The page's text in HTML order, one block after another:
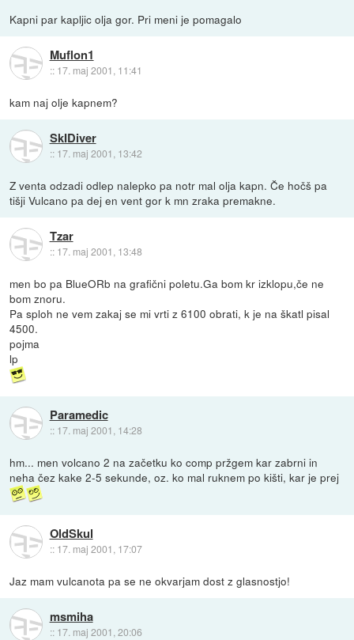
Kapni par kapljic olja gor. Pri meni je pomagalo
Muflon1
:: 17. maj 2001, 11:41
kam naj olje kapnem?
SkIDiver
:: 17. maj 2001, 13:42
Z venta odzadi odlep nalepko pa notr mal olja kapn. Če hočš pa
tišji Vulcano pa dej en vent gor k mn zraka premakne.
Tzar
:: 17. maj 2001, 13:48
men bo pa BlueORb na grafični poletu.Ga bom kr izklopu,če ne
bom znoru.
Pa sploh ne vem zakaj se mi vrti z 6100 obrati, k je na škatl pisal
4500.
pojma
lp
Paramedic
:: 17. maj 2001, 14:28
hm... men volcano 2 na začetku ko comp pržgem kar zabrni in
neha čez kake 2-5 sekunde, oz. ko mal ruknem po kišti, kar je prej
OldSkul
:: 17. maj 2001, 17:07
Jaz mam vulcanota pa se ne okvarjam dost z glasnostjo!
msmiha
:: 17. maj 2001, 20:06